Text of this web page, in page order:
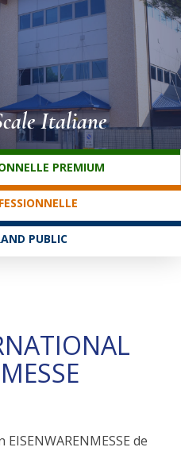
Italiane
PREMIUM
PUBLIC
de